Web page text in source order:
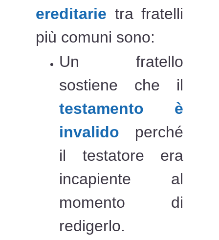
ereditarie tra fratelli
più comuni sono:
Un fratello
sostiene che il
testamento è
invalido perché
il testatore era
incapiente al
momento di
redigerlo.